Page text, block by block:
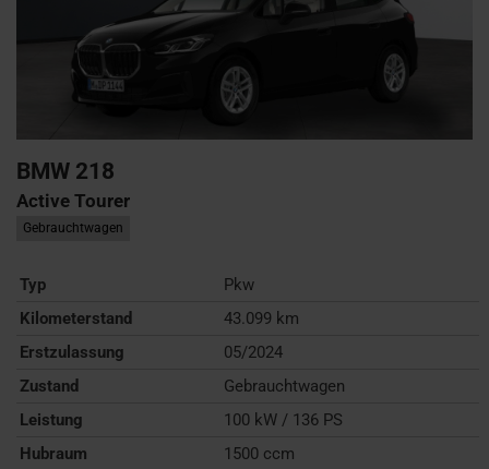
BMW 218
Active Tourer
Gebrauchtwagen
Typ
Pkw
Kilometerstand
43.099 km
Erstzulassung
05/2024
Zustand
Gebrauchtwagen
Leistung
100 kW / 136 PS
Hubraum
1500 ccm